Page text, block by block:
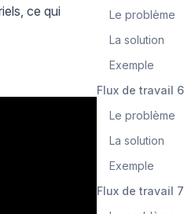
ce qui
Le problème
La solution
Exemple
Flux de travail
Le problème
La solution
Exemple
Flux de travail